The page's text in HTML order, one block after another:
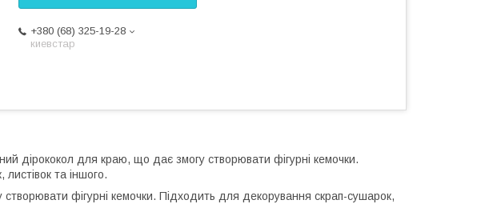
+380 (68) 325-19-28
киевстар
дірококол для краю, що дає змогу створювати фігурні кемочки.
та іншого.
фігурні кемочки. Підходить для декорування скрап-сушарок,